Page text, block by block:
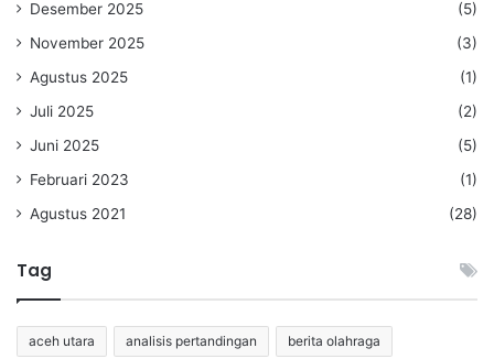
Desember 2025
(5)
November 2025
(3)
Agustus 2025
(1)
Juli 2025
(2)
Juni 2025
(5)
Februari 2023
(1)
Agustus 2021
(28)
Tag
aceh utara analisis pertandingan berita olahraga